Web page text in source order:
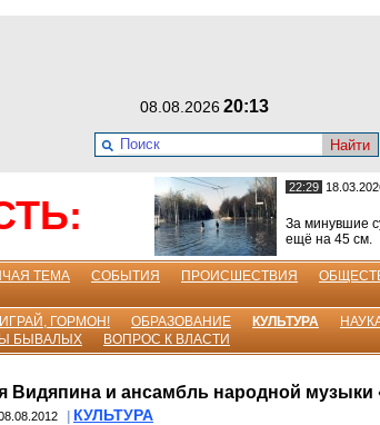
08.08.2026 20:13
Найти
22:29
За минувшие
ещё на 45 см.
ТЕМА СОБЫТИЯ ПРОИСШЕСТВИЯ
ИГРАЙ, ГОРМОН! ОБРАЗОВАНИЕ КУЛЬТУРА
БЫВАЛЫХ ВОПРОС К ВЛАСТИ
Видяпина и ансамбль народной музыки
КУЛЬТУРА